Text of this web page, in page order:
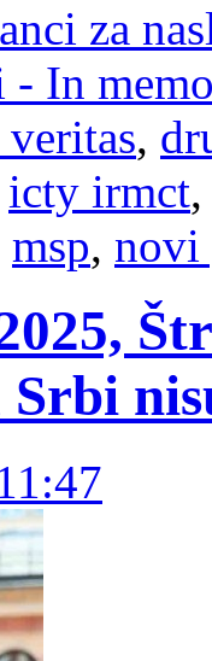
za
- In
,
icty irmct
msp, novi